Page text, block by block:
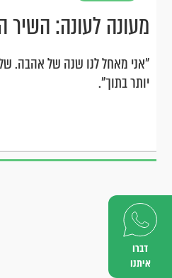
דברו
איתנו
מעונה לעונה:
"אני מאחל לנו שנה של אהבה.
יותר בתוך".